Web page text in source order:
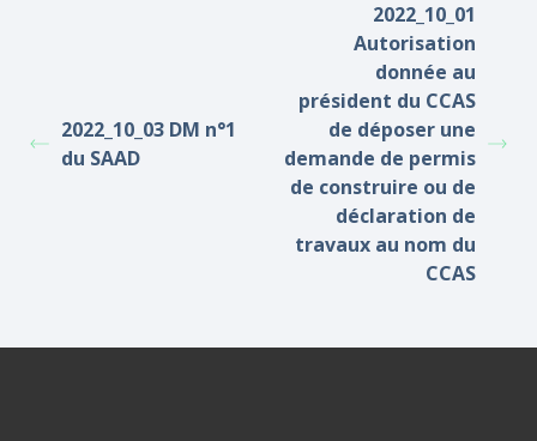
2022_10_03 DM n°1
du SAAD
2022_10_01
Autorisation
donnée au
président du CCAS
de déposer une
demande de permis
de construire ou de
déclaration de
travaux au nom du
CCAS